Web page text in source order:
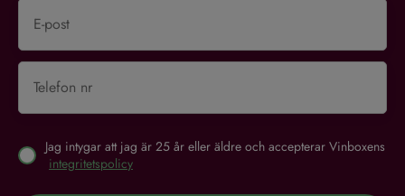
Jag intygar att jag är 25 år eller äldre och accepterar Vinboxens
integritetspolicy